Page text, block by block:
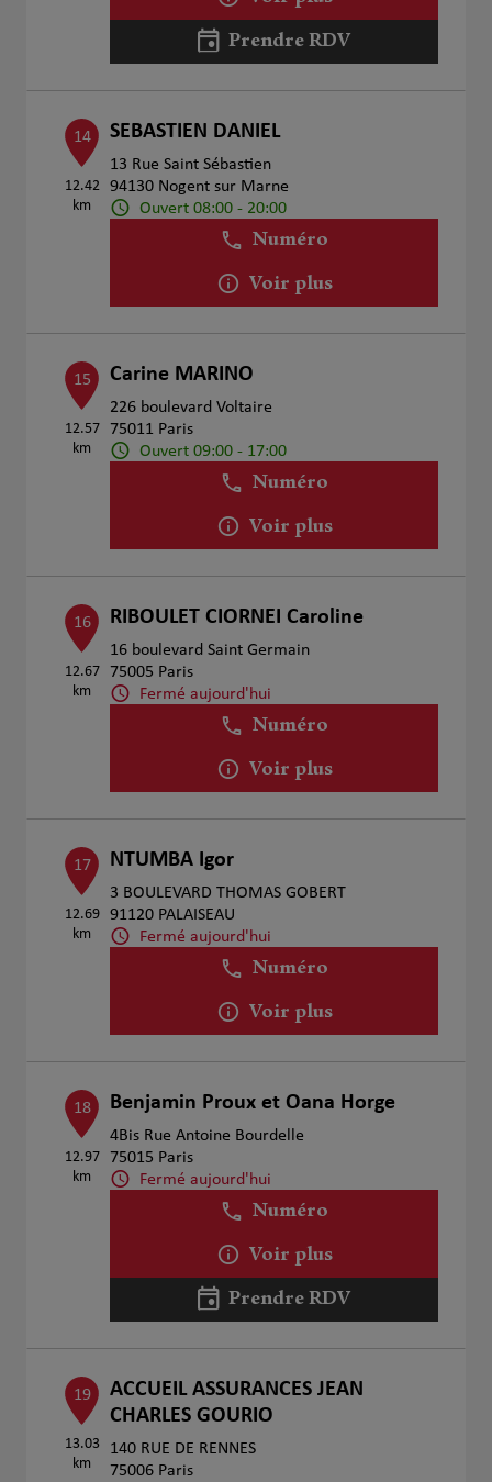
Prendre RDV
14
12.42
km
SEBASTIEN DANIEL
13 Rue Saint Sébastien
94130 Nogent sur Marne
Ouvert 08:00 - 20:00
Numéro
Voir plus
15
12.57
km
Carine MARINO
226 boulevard Voltaire
75011 Paris
Ouvert 09:00 - 17:00
Numéro
Voir plus
16
12.67
km
RIBOULET CIORNEI Caroline
16 boulevard Saint Germain
75005 Paris
Fermé aujourd'hui
Numéro
Voir plus
17
12.69
km
NTUMBA Igor
3 BOULEVARD THOMAS GOBERT
91120 PALAISEAU
Fermé aujourd'hui
Numéro
Voir plus
18
12.97
km
Benjamin Proux et Oana Horge
4Bis Rue Antoine Bourdelle
75015 Paris
Fermé aujourd'hui
Numéro
Voir plus
Prendre RDV
19
13.03
km
ACCUEIL ASSURANCES JEAN
CHARLES GOURIO
140 RUE DE RENNES
75006 Paris